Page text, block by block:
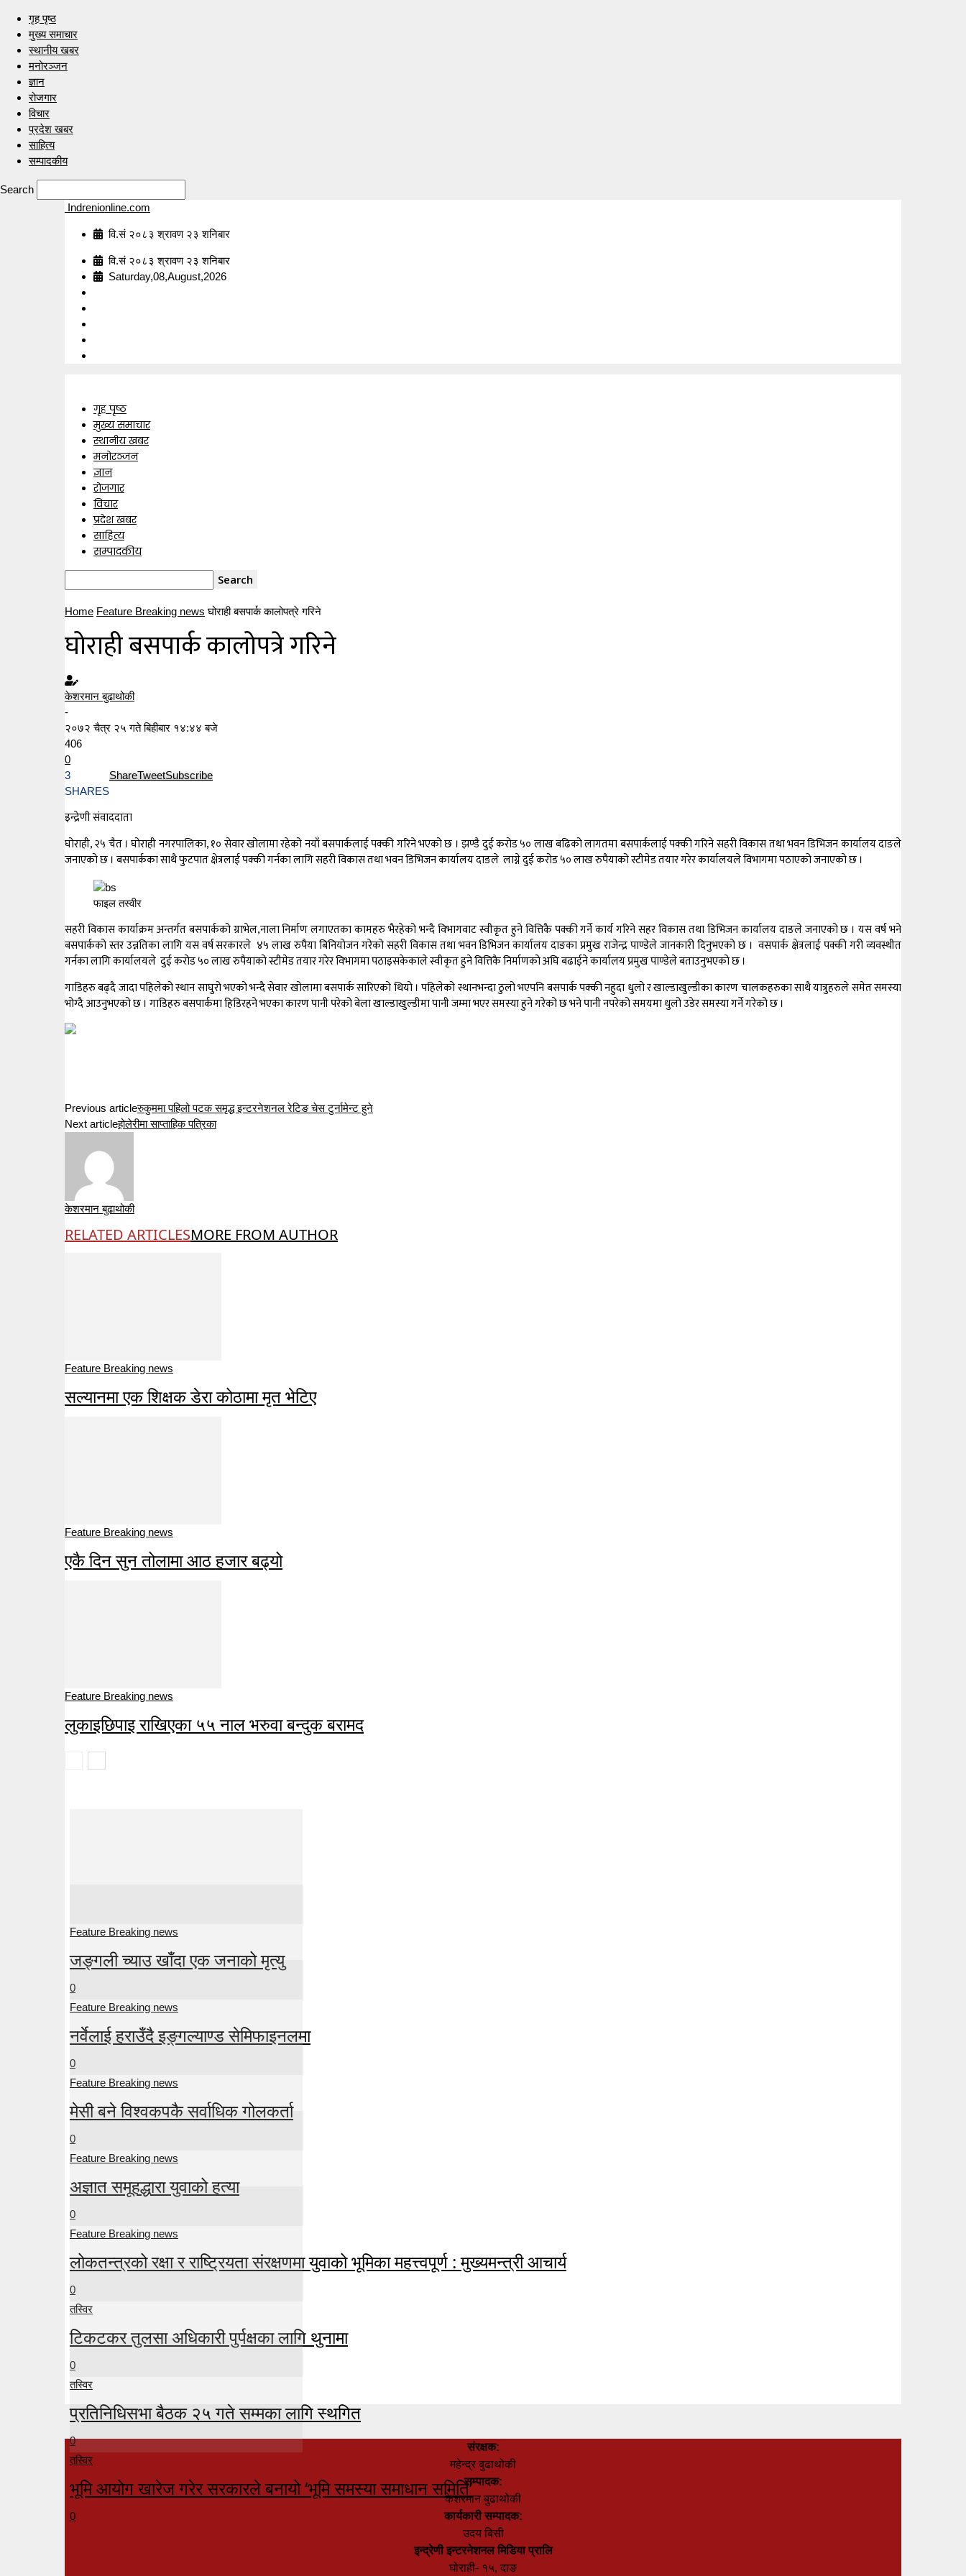
गृह पृष्ठ
मुख्य समाचार
स्थानीय खबर
मनोरञ्जन
ज्ञान
रोजगार
विचार
प्रदेश खबर
साहित्य
सम्पादकीय
Search
Indrenionline.com
वि.सं २०८३ श्रावण २३ शनिबार
वि.सं २०८३ श्रावण २३ शनिबार
Saturday,08,August,2026
गृह पृष्ठ
मुख्य समाचार
स्थानीय खबर
मनोरञ्जन
ज्ञान
रोजगार
विचार
प्रदेश खबर
साहित्य
सम्पादकीय
Home Feature Breaking news घोराही बसपार्क कालोपत्रे गरिने
घोराही बसपार्क कालोपत्रे गरिने
केशरमान बुढाथोकी
-
२०७२ चैत्र २५ गते बिहीबार १४:४४ बजे
406
0
3
SHARES
ShareTweetSubscribe
इन्द्रेणी संवाददाता
घोराही, २५ चैत । घोराही नगरपालिका, १० सेवार खोलामा रहेको नयाँ बसपार्कलाई पक्की गरिने भएको छ । झण्डै दुई करोड ५० लाख बढिको लागतमा बसपार्कलाई पक्की गरिने सहरी विकास तथा भवन डिभिजन कार्यालय दाङले
जनाएको छ । बसपार्कका साथै फुटपात क्षेत्रलाई पक्की गर्नका लागि सहरी विकास तथा भवन डिभिजन कार्यालय दाङले लाग्ने दुई करोड ५० लाख रुपैयाको स्टीमेड तयार गरेर कार्यालयले विभागमा पठाएको जनाएको छ ।
फाइल तस्वीर
सहरी विकास कार्याक्रम अन्तर्गत बसपार्कको ग्राभेल,नाला निर्माण लगाएतका कामहरु भैरहेको भन्दै विभागवाट स्वीकृत हुने वित्तिकै पक्की गर्ने कार्य गरिने सहर विकास तथा डिभिजन कार्यालय दाङले जनाएको छ । यस वर्ष भने
बसपार्कको स्तर उन्नतिका लागि यस वर्ष सरकारले ४५ लाख रुपैया बिनियोजन गरेको सहरी विकास तथा भवन डिभिजन कार्यालय दाङका प्रमुख राजेन्द्र पाण्डेले जानकारी दिनुभएको छ । वसपार्क क्षेत्रलाई पक्की गरी व्यवस्थीत
गर्नका लागि कार्यालयले दुई करोड ५० लाख रुपैयाको स्टीमेड तयार गरेर विभागमा पठाइसकेकाले स्वीकृत हुने वित्तिकै निर्माणको अघि बढाईने कार्यालय प्रमुख पाण्डेले बताउनुभएको छ ।
गाडिहरु बढ्दै जादा पहिलेको स्थान साघुरो भएको भन्दै सेवार खोलामा बसपार्क सारिएको थियो । पहिलेको स्थानभन्दा ठुलो भएपनि बसपार्क पक्की नहुदा धुलो र खाल्डाखुल्डीका कारण चालकहरुका साथै यात्रुहरुले समेत समस्या
भोग्दै आउनुभएको छ । गाडिहरु बसपार्कमा हिडिरहने भएका कारण पानी परेको बेला खाल्डाखुल्डीमा पानी जम्मा भएर समस्या हुने गरेको छ भने पानी नपरेको समयमा धुलो उडेर समस्या गर्ने गरेको छ ।
Previous articleरुकुममा पहिलो पटक समृद्ध इन्टरनेशनल रेटिङ चेस टुर्नामेन्ट हुने
Next articleहोलेरीमा साप्ताहिक पत्रिका
केशरमान बुढाथोकी
RELATED ARTICLESMORE FROM AUTHOR
Feature Breaking news
सल्यानमा एक शिक्षक डेरा कोठामा मृत भेटिए
Feature Breaking news
एकै दिन सुन तोलामा आठ हजार बढ्यो
Feature Breaking news
लुकाइछिपाइ राखिएका ५५ नाल भरुवा बन्दुक बरामद
Feature Breaking news
जङ्गली च्याउ खाँदा एक जनाको मृत्यु
0
Feature Breaking news
नर्वेलाई हराउँदै इङ्गल्याण्ड सेमिफाइनलमा
0
Feature Breaking news
मेसी बने विश्वकपकै सर्वाधिक गोलकर्ता
0
Feature Breaking news
अज्ञात समूहद्धारा युवाको हत्या
0
Feature Breaking news
लोकतन्त्रको रक्षा र राष्ट्रियता संरक्षणमा युवाको भूमिका महत्त्वपूर्ण : मुख्यमन्त्री आचार्य
0
तस्विर
टिकटकर तुलसा अधिकारी पुर्पक्षका लागि थुनामा
0
तस्विर
प्रतिनिधिसभा बैठक २५ गते सम्मका लागि स्थगित
0
तस्विर
भूमि आयोग खारेज गरेर सरकारले बनायो ‘भूमि समस्या समाधान समिति’
0
संरक्षक:
महेन्द्र बुढाथोकी
सम्पादक:
केशरमान बुढाथोकी
कार्यकारी सम्पादक:
उदय बिसी
इन्द्रेणी इन्टरनेशनल मिडिया प्रालि
घोराही- १५, दाङ